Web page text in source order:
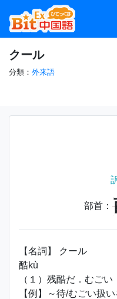
クール
分類： 外来語
部首：
【名詞】 クール
酷kù
（１）残酷だ．むごい
【例】～待/むごい扱い